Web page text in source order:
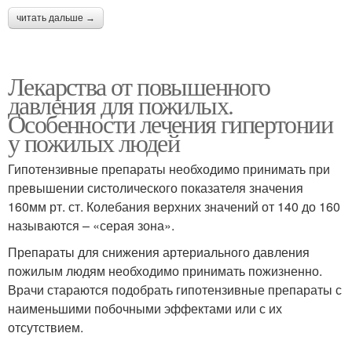
читать дальше →
Лекарства от повышенного
давления для пожилых.
Особенности лечения гипертонии
у пожилых людей
Гипотензивные препараты необходимо принимать при
превышении систолического показателя значения
160мм рт. ст. Колебания верхних значений от 140 до 160
называются – «серая зона».
Препараты для снижения артериального давления
пожилым людям необходимо принимать пожизненно.
Врачи стараются подобрать гипотензивные препараты с
наименьшими побочными эффектами или с их
отсутствием.